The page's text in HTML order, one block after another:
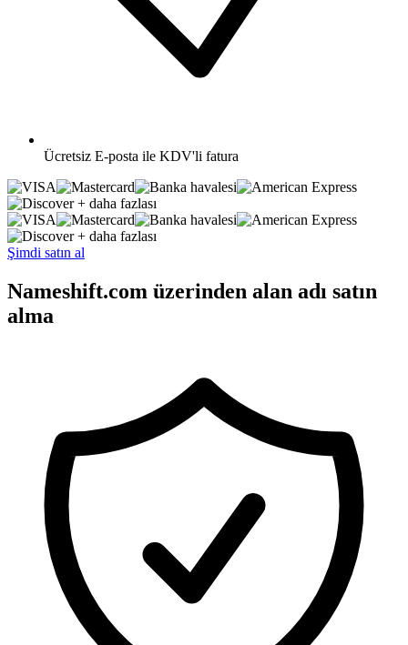
Ücretsiz E-posta ile KDV'li fatura
+ daha fazlası
+ daha fazlası
Şimdi satın al
Nameshift.com üzerinden alan adı satın
alma